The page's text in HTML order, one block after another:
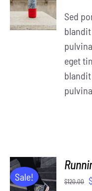
/
DETAILS
Sed
eget
Sale!
ADD TO
CART
$120.00